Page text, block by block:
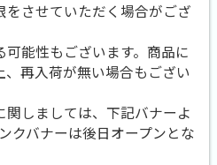
させていただく場合がござ
能性もございます。商品に
再入荷が無い場合もござい
しましては、下記バナーよ
クバナーは後日オープンとな